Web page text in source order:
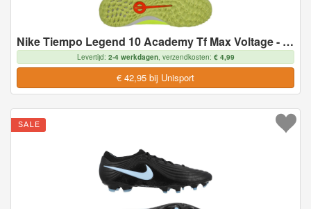
Nike Tiempo Legend 10 Academy Tf Max Voltage - Neon/zwart - Turf (Tf), maat 36½
Levertijd: 2-4 werkdagen, verzendkosten: € 4,99
€ 42,95 bij Unisport
SALE